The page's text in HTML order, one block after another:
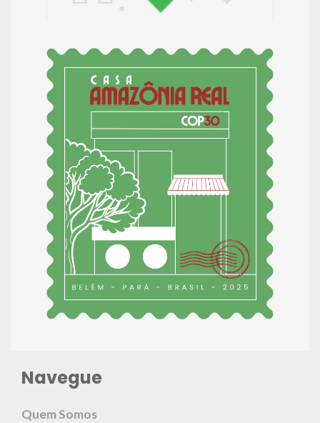
Navegue
Quem Somos